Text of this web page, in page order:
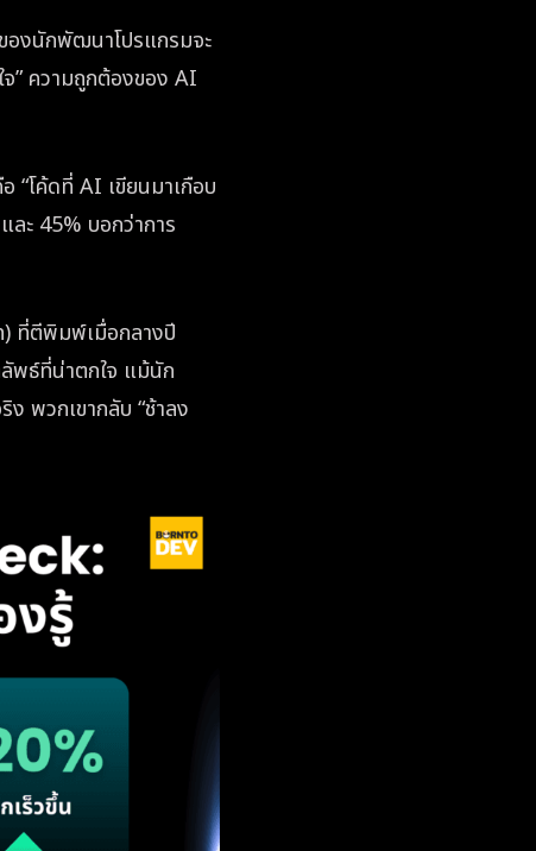
งนักพัฒนาโปรแกรมจะ
” ความถูกต้องของ AI
“โค้ดที่ AI เขียนมาเกือบ
ะ 45% บอกว่าการ
ที่ตีพิมพ์เมื่อกลางปี
ธ์ที่น่าตกใจ แม้นัก
พวกเขากลับ “ช้าลง